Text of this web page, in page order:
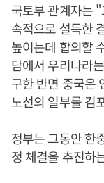
국토부 관계자는
속적으로 설득한
높이는데 합의할
담에서 우리나라
구한 반면 중국은
노선의 일부를 김
정부는 그동안 한
정 체결을 추진하